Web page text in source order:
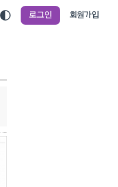
로그인 회원가입